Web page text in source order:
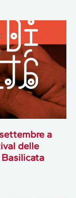
a
delle